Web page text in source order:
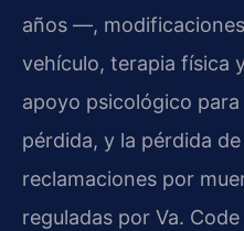
años —,
vehículo, terapia física
apoyo psicológico
pérdida, y la pérdida
reclamaciones por
reguladas por Va.